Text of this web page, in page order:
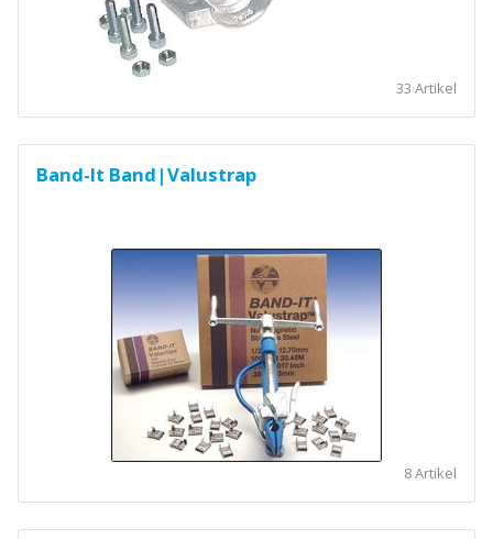
33 Artikel
Band-It Band|Valustrap
8 Artikel